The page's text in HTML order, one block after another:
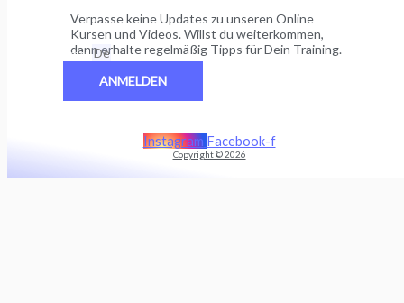
Verpasse keine Updates zu unseren Online
Kursen und Videos. Willst du weiterkommen,
dann erhalte regelmäßig Tipps für Dein Training.
Email
ANMELDEN
Instagram Facebook-f
Copyright © 2026